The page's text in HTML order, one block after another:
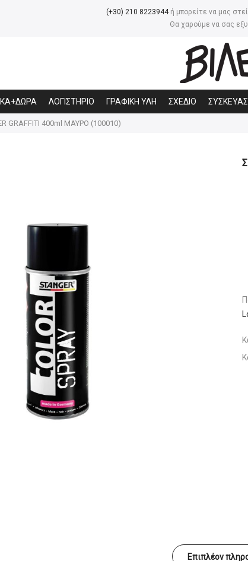
(+30) 210 8223944ή μπορείτε να μας
Θα χαρούμε να σας
ΛΟΓΙΣΤΗΡΙΟ ΓΡΑΦΙΚΗ ΥΛΗ ΣΧΕΔΙΟ
GRAFFITI 400ml ΜΑΥΡΟ (100010)
Επιπλέον